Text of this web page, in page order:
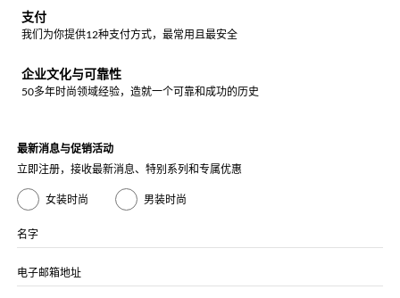
支付
我们为你提供12种支付方式，最常用且最安全
企业文化与可靠性
50多年时尚领域经验，造就一个可靠和成功的历史
最新消息与促销活动
立即注册，接收最新消息、特别系列和专属优惠
女装时尚 男装时尚
名字
电子邮箱地址